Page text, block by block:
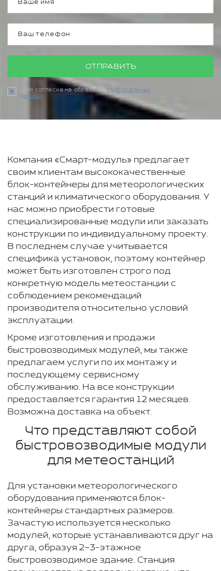
ОТПРАВИТЬ
Даю согласие на обработку персональных
данных
Компания «Смарт-модуль» предлагает
своим клиентам высококачественные
блок-контейнеры для метеорологических
станций и климатического оборудования. У
нас можно приобрести готовые
специализированные модули или заказать
конструкции по индивидуальному проекту.
В последнем случае учитывается
специфика установок, поэтому контейнер
может быть изготовлен строго под
конкретную модель метеостанции с
соблюдением рекомендаций
производителя относительно условий
эксплуатации.
Кроме изготовления и продажи
быстровозводимых модулей, мы также
предлагаем услуги по их монтажу и
последующему сервисному
обслуживанию. На все конструкции
предоставляется гарантия 12 месяцев.
Возможна доставка на объект.
Что представляют собой
быстровозводимые модули
для метеостанций
Для установки метеорологического
оборудования применяются блок-
контейнеры стандартных размеров.
Зачастую используется несколько
модулей, которые устанавливаются друг на
друга, образуя 2–3-этажное
быстровозводимое здание. Станция